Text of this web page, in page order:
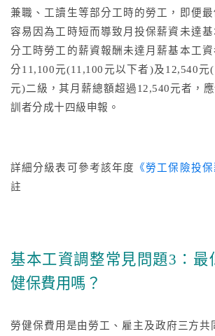
兼職、工讀生等部分工時的勞工，即便
容易因為工時短而導致月投保薪資未達
分工時勞工的薪資報酬未達月薪基本工
分11,100元(11,100元以下者)及12,540元
元)二級，其月薪總額超過12,540元者，
訓者分成十四級申報。
詳細分級表可參考該年度 《勞工保險投
註
基本工資調整常見問題3：最
健保費用嗎？
勞健保費用是由勞工、雇主及政府三方共